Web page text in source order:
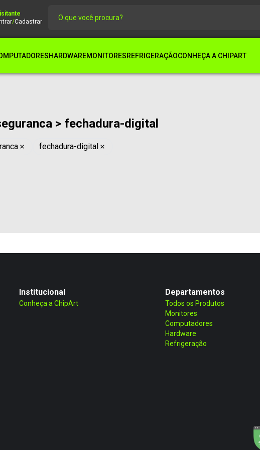
/Cadastrar
HARDWAREMONITORESREFRIGERAÇÃOCONHEÇA A CHIPART
> fechadura-digital
fechadura-digital
Institucional
Conheça a ChipArt
Departamentos
Todos os Produtos
Monitores
Computadores
Hardware
Refrigeração